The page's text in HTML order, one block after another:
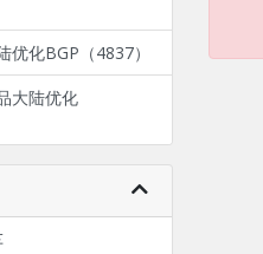
优化BGP（4837）
大陆优化